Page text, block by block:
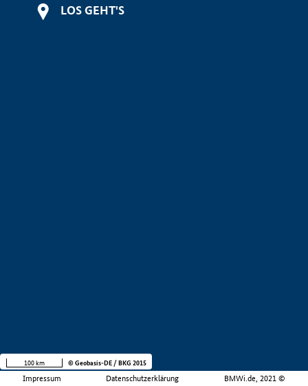
LOS GEHT'S
Impressum Datenschutzerklärung BMWi.de, 2021 ©
100 km © Geobasis-DE / BKG 2015